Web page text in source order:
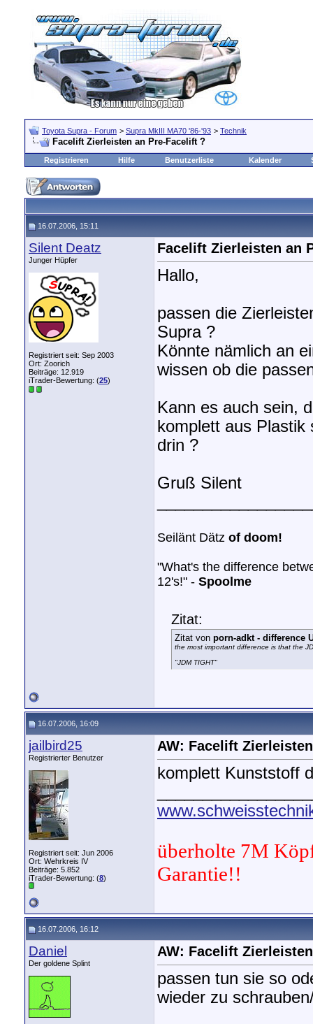
Toyota Supra - Forum > Supra MkIII MA70 '86-'93 > Technik
Facelift Zierleisten an Pre-Facelift ?
Registrieren Hilfe Benutzerliste Kalender
16.07.2006, 15:11
Silent Deatz
Junger Hüpfer
Registriert seit: Sep 2003
Ort: Zoorich
Beiträge: 12.919
iTrader-Bewertung: (25)
Facelift Zierleisten an
Hallo,
passen die
Supra ?
Könnte nämlich an
wissen ob die
Kann es auch sein,
komplett aus Plastik
drin ?
Gruß Silent
Seilänt Dätz of doom!
"What's the difference
12's!" - Spoolme
Zitat:
Zitat von porn-adkt - difference
the most important difference is that the
"JDM TIGHT"
16.07.2006, 16:09
jailbird25
Registrierter Benutzer
Registriert seit: Jun 2006
Ort: Wehrkreis IV
Beiträge: 5.852
iTrader-Bewertung: (8)
AW: Facelift
komplett Kunststoff
überholte 7M
Garantie!!
16.07.2006, 16:12
Daniel
Der goldene Splint
AW: Facelift
passen tun sie so
wieder zu